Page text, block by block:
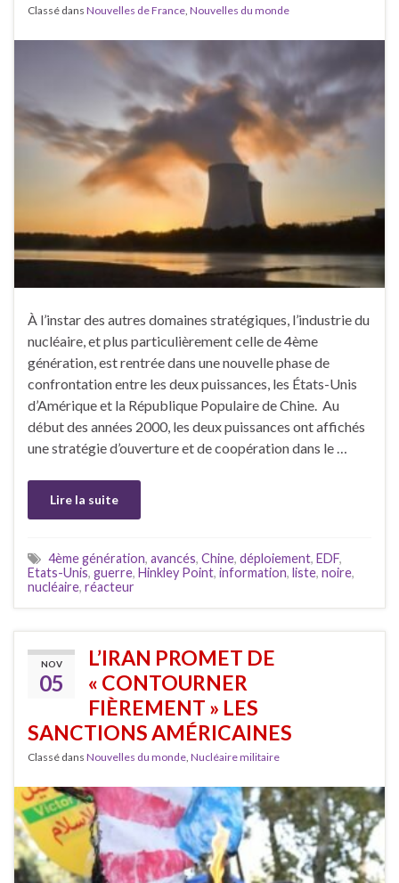
Classé dans Nouvelles de France, Nouvelles du monde
À l’instar des autres domaines stratégiques, l’industrie du
nucléaire, et plus particulièrement celle de 4ème
génération, est rentrée dans une nouvelle phase de
confrontation entre les deux puissances, les États-Unis
d’Amérique et la République Populaire de Chine. Au
début des années 2000, les deux puissances ont affichés
une stratégie d’ouverture et de coopération dans le …
Lire la suite
4ème génération, avancés, Chine, déploiement, EDF,
Etats-Unis, guerre, Hinkley Point, information, liste, noire,
nucléaire, réacteur
NOV
05
L’IRAN PROMET DE
« CONTOURNER
FIÈREMENT » LES
SANCTIONS AMÉRICAINES
Classé dans Nouvelles du monde Nucléaire militaire